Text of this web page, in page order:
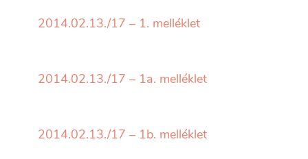
2014.02.13./17 – 1. melléklet
2014.02.13./17 – 1a. melléklet
2014.02.13./17 – 1b. melléklet